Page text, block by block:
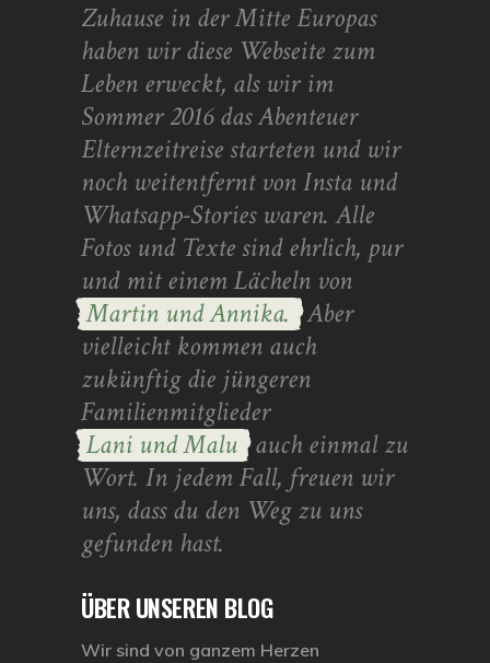
Zuhause in der Mitte Europas
haben wir diese Webseite zum
Leben erweckt, als wir im
Sommer 2016 das Abenteuer
Elternzeitreise starteten und wir
noch weitentfernt von Insta und
Whatsapp-Stories waren. Alle
Fotos und Texte sind ehrlich, pur
und mit einem Lächeln von
Martin und Annika. Aber
vielleicht kommen auch
zukünftig die jüngeren
Familienmitglieder
Lani und Malu auch einmal zu
Wort. In jedem Fall, freuen wir
uns, dass du den Weg zu uns
gefunden hast.
ÜBER UNSEREN BLOG
Wir sind von ganzem Herzen